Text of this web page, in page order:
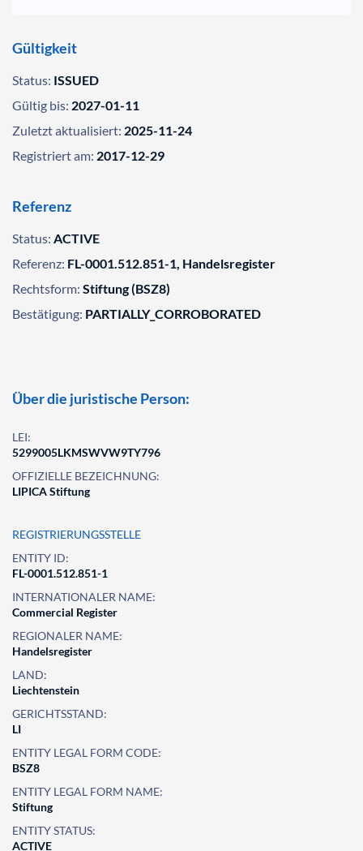
Gültigkeit
Status: ISSUED
Gültig bis: 2027-01-11
Zuletzt aktualisiert: 2025-11-24
Registriert am: 2017-12-29
Referenz
Status: ACTIVE
Referenz: FL-0001.512.851-1, Handelsregister
Rechtsform: Stiftung (BSZ8)
Bestätigung: PARTIALLY_CORROBORATED
Über die juristische Person:
LEI:
5299005LKMSWVW9TY796
OFFIZIELLE BEZEICHNUNG:
LIPICA Stiftung
REGISTRIERUNGSSTELLE
ENTITY ID:
FL-0001.512.851-1
INTERNATIONALER NAME:
Commercial Register
REGIONALER NAME:
Handelsregister
LAND:
Liechtenstein
GERICHTSSTAND:
LI
ENTITY LEGAL FORM CODE:
BSZ8
ENTITY LEGAL FORM NAME:
Stiftung
ENTITY STATUS:
ACTIVE